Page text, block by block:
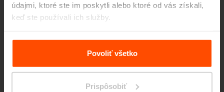
údajmi, ktoré ste im poskytli alebo ktoré od vás získali,
keď ste používali ich služby.
Viac informácií nájdete na stránkeZásady zpracování
Povoliť všetko
Prispôsobiť
Parkové stoly
Stojany na bicykle / kolobežky